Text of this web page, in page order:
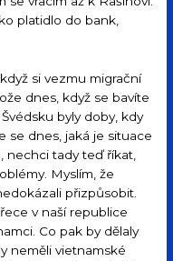
platidlo do bank,
si vezmu migrační
dnes, když se bavíte
byly doby, kdy
se dnes, jaká je situace
nechci tady teď říkat,
Myslím, že
přizpůsobit.
v naší republice
Co pak by dělaly
neměli vietnamské